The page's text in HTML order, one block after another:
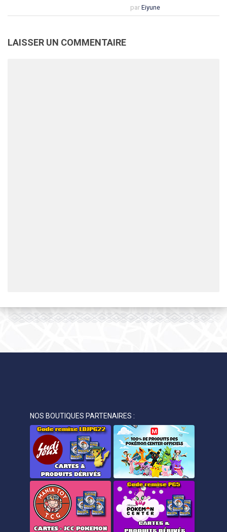
par Eiyune
LAISSER UN COMMENTAIRE
NOS BOUTIQUES PARTENAIRES :